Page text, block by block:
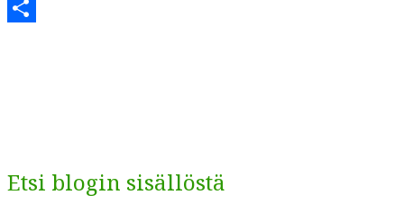
Telegram
Etsi blogin sisällöstä